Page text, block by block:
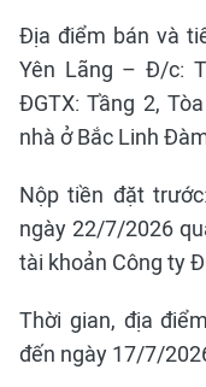
Địa điểm bán và
Yên Lãng – Đ/c:
ĐGTX: Tầng 2,
nhà ở Bắc Linh
Nộp tiền đặt
ngày 22/7/2026
tài khoản Công ty
Thời gian, địa
đến ngày 17/7/